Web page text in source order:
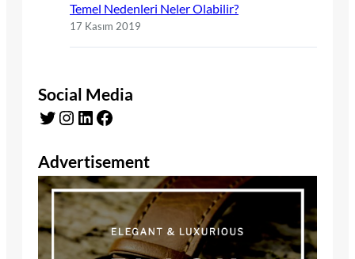
Temel Nedenleri Neler Olabilir?
17 Kasım 2019
Social Media
Twitter Instagram LinkedIn Facebook
Advertisement